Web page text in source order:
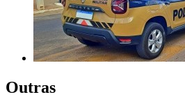
Outras